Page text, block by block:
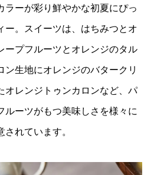
ラーが彩り鮮やかな初夏にぴっ
ー。スイーツは、はちみつとオ
ープフルーツとオレンジのタル
ン生地にオレンジのバタークリ
オレンジトゥンカロンなど、パ
ルーツがもつ美味しさを様々に
れています。